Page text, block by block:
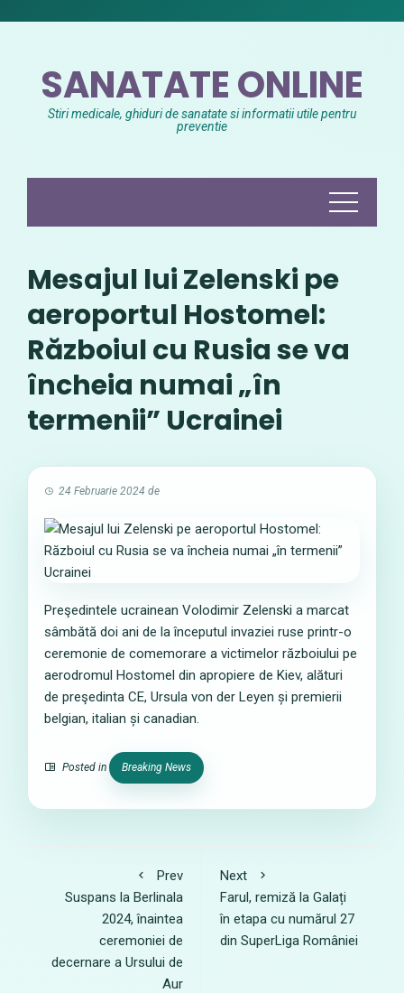
SANATATE ONLINE
Stiri medicale, ghiduri de sanatate si informatii utile pentru
preventie
Mesajul lui Zelenski pe
aeroportul Hostomel:
Războiul cu Rusia se va
încheia numai „în
termenii” Ucrainei
24 Februarie 2024 de
Preşedintele ucrainean Volodimir Zelenski a marcat
sâmbătă doi ani de la începutul invaziei ruse printr-o
ceremonie de comemorare a victimelor războiului pe
aerodromul Hostomel din apropiere de Kiev, alături
de preşedinta CE, Ursula von der Leyen și premierii
belgian, italian și canadian.
Posted in Breaking News
Prev
Suspans la Berlinala
2024, înaintea
ceremoniei de
decernare a Ursului de
Aur
Next
Farul, remiză la Galați
în etapa cu numărul 27
din SuperLiga României